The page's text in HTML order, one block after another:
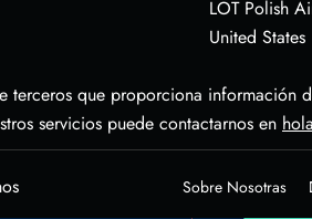
LOT Polish
United States
que proporciona información
servicios puede contactarnos en
Sobre Nosotras